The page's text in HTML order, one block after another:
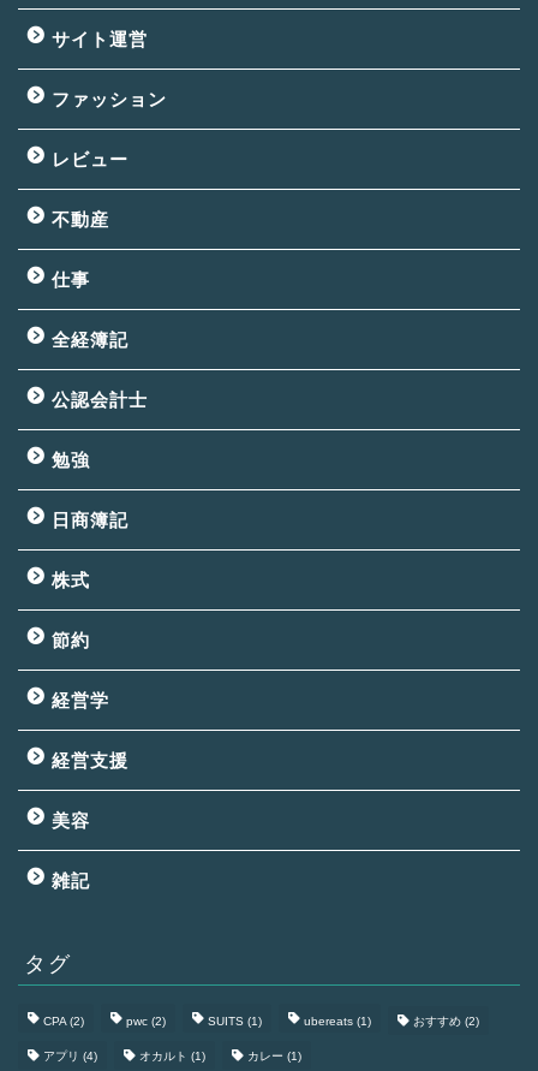
サイト運営
ファッション
レビュー
不動産
仕事
全経簿記
公認会計士
勉強
日商簿記
株式
節約
経営学
経営支援
美容
雑記
タグ
CPA (2) pwc (2) SUITS (1) ubereats (1) おすすめ (2)
アプリ (4) オカルト (1) カレー (1)